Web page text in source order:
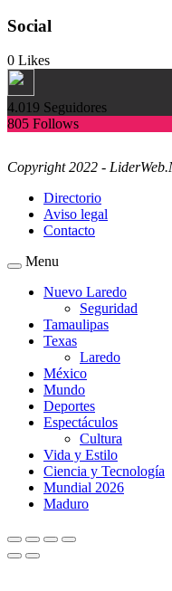
Social
0 Likes
4.019 Seguidores
805 Follows
Copyright 2022 -
Directorio
Aviso legal
Contacto
Menu
Nuevo Laredo
Seguridad
Tamaulipas
Texas
Laredo
México
Mundo
Deportes
Espectáculos
Cultura
Vida y Estilo
Ciencia y Tecnología
Mundial 2026
Maduro